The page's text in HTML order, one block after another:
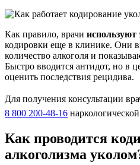
Как правило, врачи используют
кодировки еще в клинике. Они
количество алкоголя и
Быстро вводится антидот, но в
оценить последствия рецидива.
Для получения консультации
8 800 200-48-16
Как проводится
алкоголизма